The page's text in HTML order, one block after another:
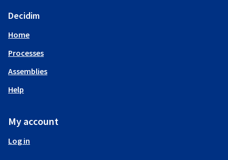
Decidim
Home
Processes
Assemblies
Help
My account
Log in